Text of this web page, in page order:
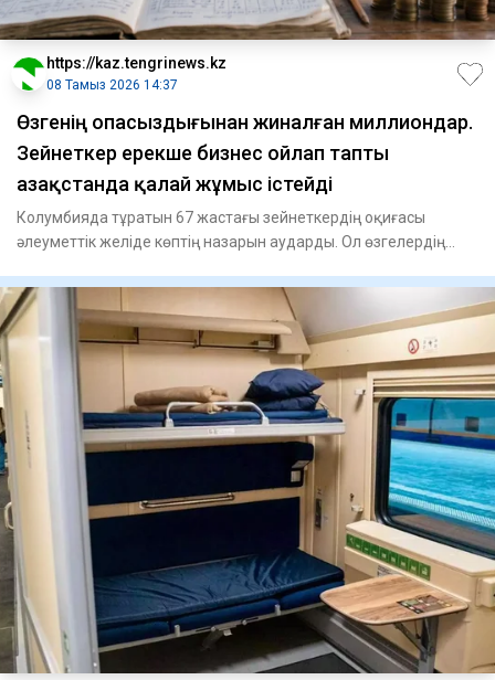
https://kaz.tengrinews.kz
08 Тамыз 2026 14:37
Өзгенің опасыздығынан жиналған миллиондар.
Зейнеткер ерекше бизнес ойлап тапты
Қазақстанда қалай жұмыс істейді
Колумбияда тұратын 67 жастағы зейнеткердің оқиғасы
әлеуметтік желіде көптің назарын аударды. Ол өзгелердің